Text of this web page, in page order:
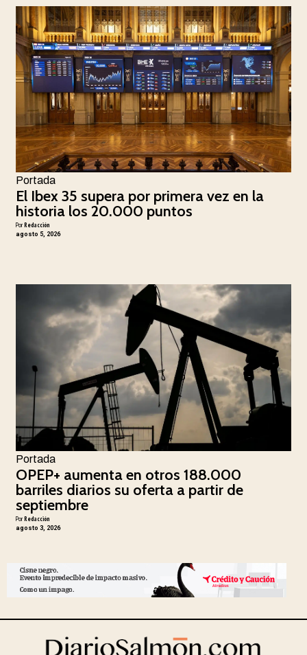
Portada
El Ibex 35 supera por primera vez en la
historia los 20.000 puntos
PorRedacción
agosto 5, 2026
Portada
OPEP+ aumenta en otros 188.000
barriles diarios su oferta a partir de
septiembre
PorRedacción
agosto 3, 2026